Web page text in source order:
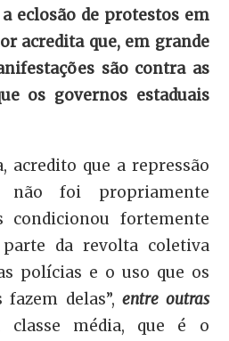
eclosão de protestos em
acredita que, em grande
são contra as
os governos estaduais
acredito que a repressão
foi propriamente
condicionou fortemente
da revolta coletiva
polícias e o uso que os
fazem delas”, entre outras
média, que é o